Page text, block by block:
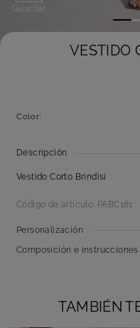
Guardar
VESTIDO
Color:
Descripción
Vestido Corto Brindisi
Código de artículo: PABC181
Personalización
Composición e instrucciones
TAMBIÉN